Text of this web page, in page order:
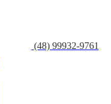
(48) 99932-9761